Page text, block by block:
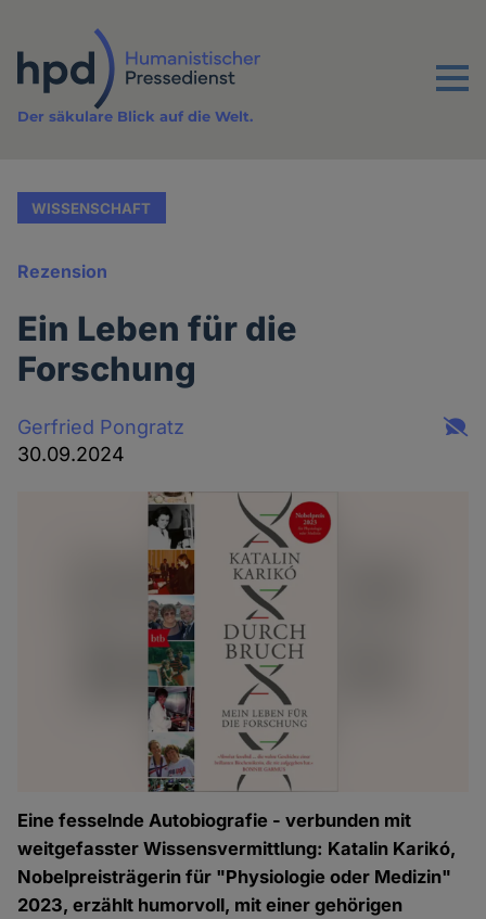
Inhalt
Menu
Der säkulare Blick auf die Welt.
WISSENSCHAFT
Rezension
Ein Leben für die
Forschung
Gerfried Pongratz
30.09.2024
Eine fesselnde Autobiografie - verbunden mit
weitgefasster Wissensvermittlung: Katalin Karikó,
Nobelpreisträgerin für "Physiologie oder Medizin"
2023, erzählt humorvoll, mit einer gehörigen